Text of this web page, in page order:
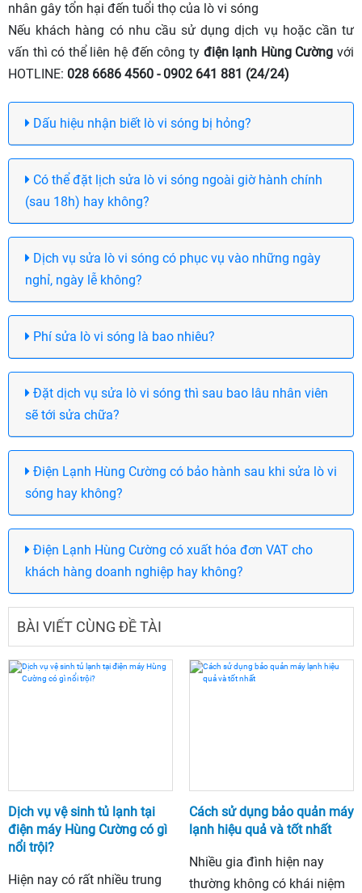
nhân gây tổn hại đến tuổi thọ của lò vi sóng
Nếu khách hàng có nhu cầu sử dụng dịch vụ hoặc cần tư
vấn thì có thể liên hệ đến công ty điện lạnh Hùng Cường với
HOTLINE: 028 6686 4560 - 0902 641 881 (24/24)
Dấu hiệu nhận biết lò vi sóng bị hỏng?
Có thể đặt lịch sửa lò vi sóng ngoài giờ hành chính
(sau 18h) hay không?
Dịch vụ sửa lò vi sóng có phục vụ vào những ngày
nghỉ, ngày lễ không?
Phí sửa lò vi sóng là bao nhiêu?
Đặt dịch vụ sửa lò vi sóng thì sau bao lâu nhân viên
sẽ tới sửa chữa?
Điện Lạnh Hùng Cường có bảo hành sau khi sửa lò vi
sóng hay không?
Điện Lạnh Hùng Cường có xuất hóa đơn VAT cho
khách hàng doanh nghiệp hay không?
BÀI VIẾT CÙNG ĐỀ TÀI
Dịch vụ vệ sinh tủ lạnh tại
điện máy Hùng Cường có gì
nổi trội?
Hiện nay có rất nhiều trung
Cách sử dụng bảo quản máy
lạnh hiệu quả và tốt nhất
Nhiều gia đình hiện nay
thường không có khái niệm